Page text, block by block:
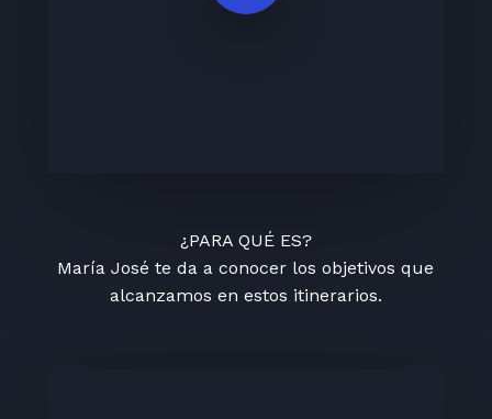
¿PARA QUÉ ES?
María José te da a conocer los objetivos que
alcanzamos en estos itinerarios.